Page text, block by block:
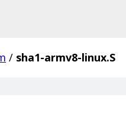
/ sha1-armv8-linux.S